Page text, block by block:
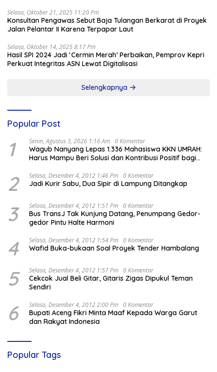
Selasa, Oktober 21, 2025 11:20 Pm
Konsultan Pengawas Sebut Baja Tulangan Berkarat di Proyek
Jalan Pelantar II Karena Terpapar Laut
Selasa, Oktober 14, 2025 8:17 Pm
Hasil SPI 2024 Jadi ‘Cermin Merah’ Perbaikan, Pemprov Kepri
Perkuat Integritas ASN Lewat Digitalisasi
Selengkapnya
Popular Post
1 Senin, Agustus 3, 2026 1:16 Am 0 Komentar
Wagub Nanyang Lepas 1.336 Mahasiswa KKN UMRAH:
Harus Mampu Beri Solusi dan Kontribusi Positif bagi
2 Selasa, Desember 4, 2012 1:46 Pm 0 Komentar
Jadi Kurir Sabu, Dua Sipir di Lampung Ditangkap
3 Selasa, Desember 4, 2012 1:51 Pm 0 Komentar
Bus TransJ Tak Kunjung Datang, Penumpang Gedor-
gedor Pintu Halte Harmoni
4 Selasa, Desember 4, 2012 1:54 Pm 0 Komentar
Wafid Buka-bukaan Soal Proyek Tender Hambalang
5 Selasa, Desember 4, 2012 1:57 Pm 0 Komentar
Cekcok Jual Beli Gitar, Gitaris Zigas Dipukul Teman
Sendiri
6 Selasa, Desember 4, 2012 2:00 Pm 0 Komentar
Bupati Aceng Fikri Minta Maaf Kepada Warga Garut
dan Rakyat Indonesia
Popular Tags